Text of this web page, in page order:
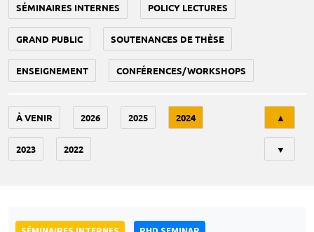
SÉMINAIRES INTERNES POLICY LECTURES
GRAND PUBLIC SOUTENANCES DE THÈSE
ENSEIGNEMENT CONFÉRENCES/WORKSHOPS
À VENIR 2026 2025 2024
2023 2022
▲
▼